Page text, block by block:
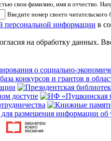
свои фамилию, имя и отчество.
Введите номер своего читательского
персональной информации в
на обработку данных.